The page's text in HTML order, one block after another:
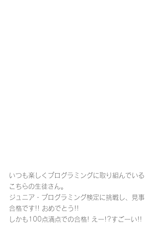
いつも楽しくプログラミングに取り組んでいる
こちらの生徒さん。
ジュニア・プログラミング検定に挑戦し、見事
合格です!! おめでとう!!
しかも100点満点での合格! えー!?すごーい!!